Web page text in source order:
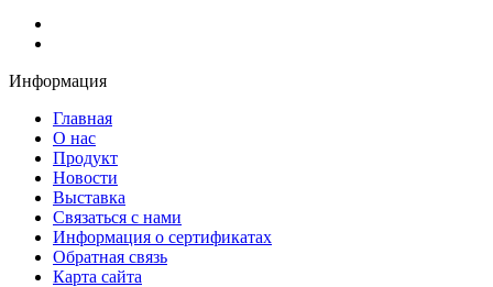
Информация
Главная
О нас
Продукт
Новости
Выставка
Связаться с нами
Информация о сертификатах
Обратная связь
Карта сайта